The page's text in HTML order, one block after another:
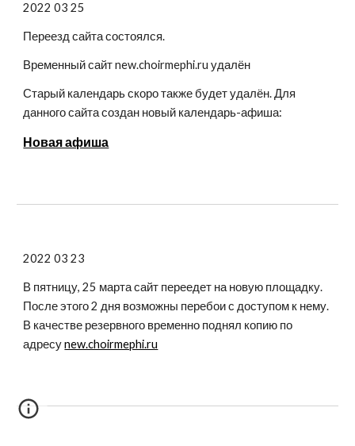
2022 03 25
Переезд сайта состоялся.
Временный сайт new.choirmephi.ru удалён
Старый календарь скоро также будет удалён. Для
данного сайта создан новый календарь-афиша:
Новая афиша
2022 03 23
В пятницу, 25 марта сайт переедет на новую площадку.
После этого 2 дня возможны перебои с доступом к нему.
В качестве резервного временно поднял копию по
адресуnew.choirmephi.ru